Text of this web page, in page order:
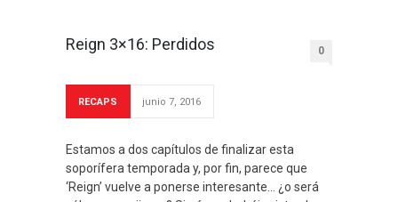
Reign 3×16: Perdidos 0
RECAPS junio 7, 2016
Estamos a dos capítulos de finalizar esta
soporífera temporada y, por fin, parece que
‘Reign’ vuelve a ponerse interesante… ¿o será